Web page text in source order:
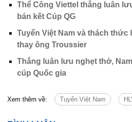
Thể Công Viettel thắng luân
bán kết Cúp QG
Tuyển Việt Nam và thách
thay ông Troussier
Thắng luân lưu nghẹt thở,
cúp Quốc gia
Xem thêm về: Tuyển Việt Nam